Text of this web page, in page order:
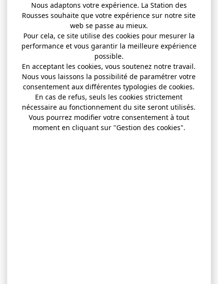
Nous adaptons votre expérience. La Station des
Rousses souhaite que votre expérience sur notre site
web se passe au mieux.
Pour cela, ce site utilise des cookies pour mesurer la
performance et vous garantir la meilleure expérience
possible.
En acceptant les cookies, vous soutenez notre travail.
Nous vous laissons la possibilité de paramétrer votre
consentement aux différentes typologies de cookies.
En cas de refus, seuls les cookies strictement
nécessaire au fonctionnement du site seront utilisés.
Vous pourrez modifier votre consentement à tout
moment en cliquant sur "Gestion des cookies".